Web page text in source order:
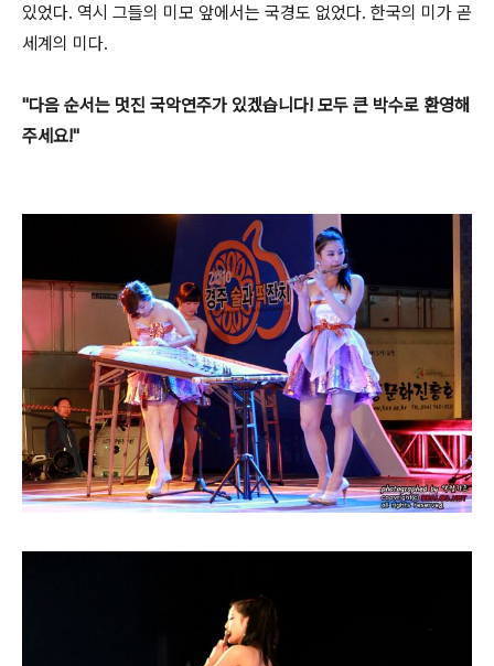
있었다. 역시 그들의 미모 앞에서는 국경도 없었다. 한국의 미가 곧
세계의 미다.
"다음 순서는 멋진 국악연주가 있겠습니다! 모두 큰 박수로 환영해
주세요!"